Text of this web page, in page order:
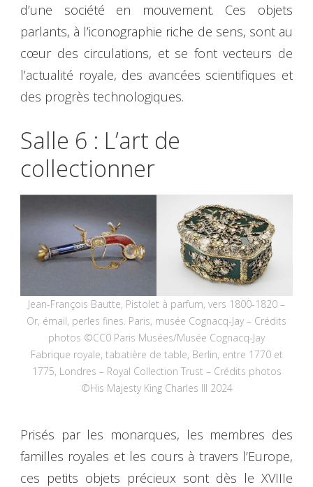
d’une société en mouvement. Ces objets
parlants, à l’iconographie riche de sens, sont au
cœur des circulations, et se font vecteurs de
l’actualité royale, des avancées scientifiques et
des progrès technologiques.
Salle 6 : L’art de
collectionner
Jean-François Bautte, Pistolet à parfum, vers 1800-1820 –
Or, émail, perles fines. Paris, musée Cognacq-Jay – Crédits
photos ©CC0 Paris Musées/Musée Cognacq-Jay
Fabrique royale, tabatière de table, Berlin, entre 1770 et
1775, Londres – Royal Collection Trust – Crédits photos
©His Majesty King Charles III 2024
Prisés par les monarques, les membres des
familles royales et les cours à travers l’Europe,
ces petits objets précieux sont dès le XVIIIe